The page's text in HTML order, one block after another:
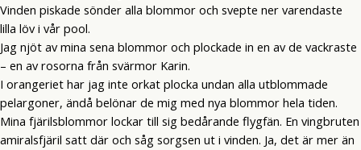
Vinden piskade sönder alla blommor och svepte ner varendaste
lilla löv i vår pool.
Jag njöt av mina sena blommor och plockade in en av de vackraste
– en av rosorna från svärmor Karin.
I orangeriet har jag inte orkat plocka undan alla utblommade
pelargoner, ändå belönar de mig med nya blommor hela tiden.
Mina fjärilsblommor lockar till sig bedårande flygfän. En vingbruten
amiralsfjäril satt där och såg sorgsen ut i vinden. Ja, det är mer än